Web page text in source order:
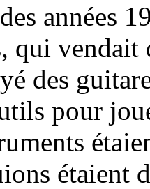
années
qui vendait
des
pour
étaient